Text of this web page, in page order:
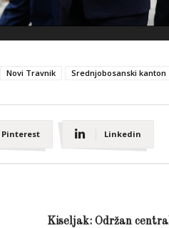
Novi Travnik Srednjobosanski kanton
Pinterest Linkedin
Kiseljak: Održan